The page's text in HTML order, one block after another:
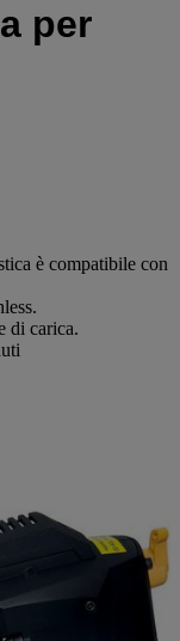
per
è compatibile con
di carica.